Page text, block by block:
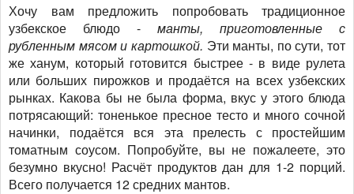
Хочу вам предложить попробовать традиционное
узбекское блюдо - манты, приготовленные с
рубленным мясом и картошкой. Эти манты, по сути, тот
же ханум, который готовится быстрее - в виде рулета
или больших пирожков и продаётся на всех узбекских
рынках. Какова бы не была форма, вкус у этого блюда
потрясающий: тоненькое пресное тесто и много сочной
начинки, подаётся вся эта прелесть с простейшим
томатным соусом. Попробуйте, вы не пожалеете, это
безумно вкусно! Расчёт продуктов дан для 1-2 порций.
Всего получается 12 средних мантов.